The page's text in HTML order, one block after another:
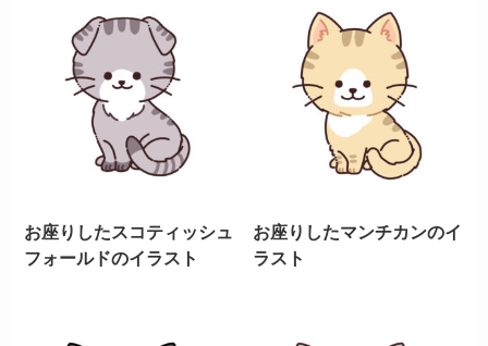
お座りしたスコティッシュ
フォールドのイラスト
お座りしたマンチカンのイ
ラスト